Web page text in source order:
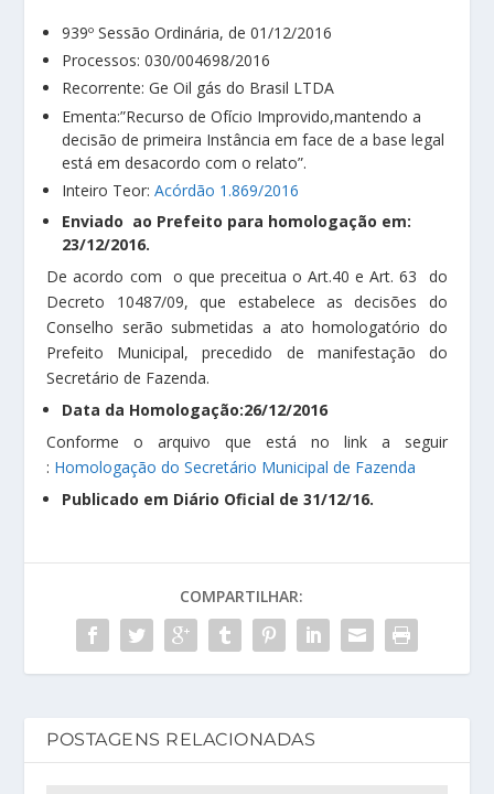
939º Sessão Ordinária, de 01/12/2016
Processos: 030/004698/2016
Recorrente: Ge Oil gás do Brasil LTDA
Ementa:”Recurso de Ofício Improvido,mantendo a
decisão de primeira Instância em face de a base legal
está em desacordo com o relato”.
Inteiro Teor:Acórdão 1.869/2016
Enviado ao Prefeito para homologação em:
23/12/2016.
De acordo com o que preceitua o Art.40 e Art. 63 do
Decreto 10487/09, que estabelece as decisões do
Conselho serão submetidas a ato homologatório do
Prefeito Municipal, precedido de manifestação do
Secretário de Fazenda.
Data da Homologação:26/12/2016
Conforme o arquivo que está no link a seguir
: Homologação do Secretário Municipal de Fazenda
Publicado em Diário Oficial de 31/12/16.
COMPARTILHAR:
POSTAGENS RELACIONADAS